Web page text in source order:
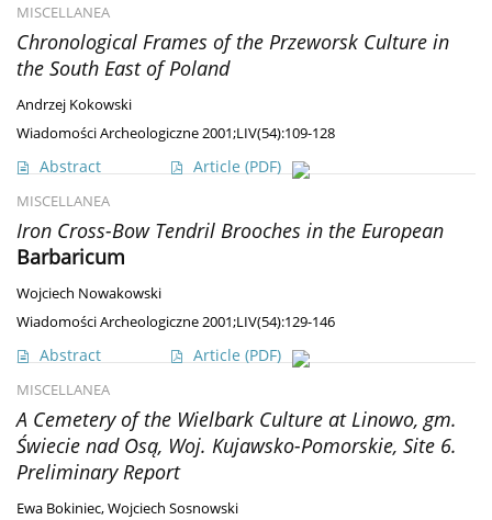
MISCELLANEA
Chronological Frames of the Przeworsk Culture in
the South East of Poland
Andrzej Kokowski
Wiadomości Archeologiczne 2001;LIV(54):109-128
Abstract Article (PDF)
MISCELLANEA
Iron Cross-Bow Tendril Brooches in the European
Barbaricum
Wojciech Nowakowski
Wiadomości Archeologiczne 2001;LIV(54):129-146
Abstract Article (PDF)
MISCELLANEA
A Cemetery of the Wielbark Culture at Linowo, gm.
Świecie nad Osą, Woj. Kujawsko-Pomorskie, Site 6.
Preliminary Report
Ewa Bokiniec,Wojciech Sosnowski